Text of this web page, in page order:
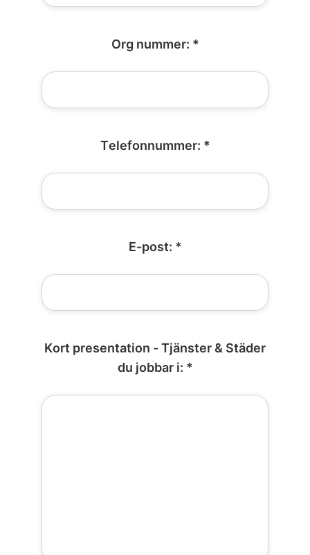
Org nummer: *
Telefonnummer: *
E-post: *
Kort presentation - Tjänster & Städer
du jobbar i: *